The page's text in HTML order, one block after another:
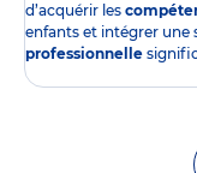
d’acquérir les
enfants et intégrer une
professionnelle